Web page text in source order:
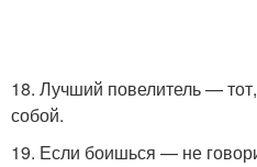
18. Лучший повелитель —
собой.
19. Если боишься — не